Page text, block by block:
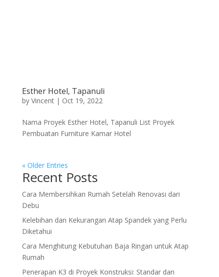
Esther Hotel, Tapanuli
by Vincent| Oct 19, 2022
Nama Proyek Esther Hotel, Tapanuli List Proyek
Pembuatan Furniture Kamar Hotel
« Older Entries
Recent Posts
Cara Membersihkan Rumah Setelah Renovasi dari
Debu
Kelebihan dan Kekurangan Atap Spandek yang Perlu
Diketahui
Cara Menghitung Kebutuhan Baja Ringan untuk Atap
Rumah
Penerapan K3 di Proyek Konstruksi: Standar dan